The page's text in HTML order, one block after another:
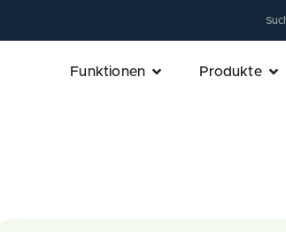
Funktionen Produkte